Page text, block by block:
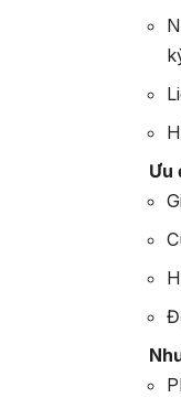
Ưu